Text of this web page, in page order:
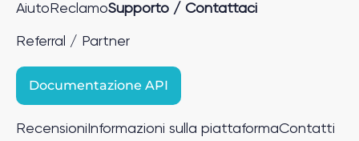
Aiuto ReclamoSupporto / Contattaci
Referral / Partner
Documentazione API
Recensioni Informazioni sulla piattaformaContatti